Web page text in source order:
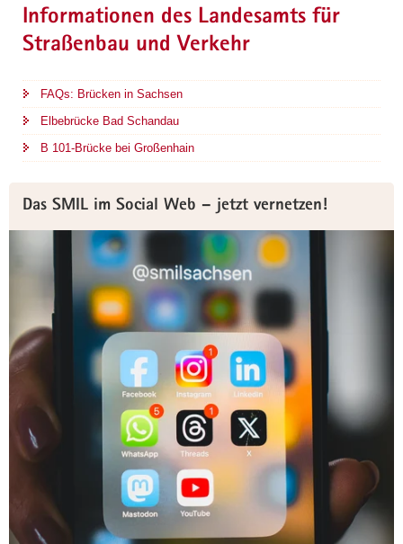
Informationen des Landesamts für
Straßenbau und Verkehr
FAQs: Brücken in Sachsen
Elbebrücke Bad Schandau
B 101-Brücke bei Großenhain
Das SMIL im Social Web – jetzt vernetzen!